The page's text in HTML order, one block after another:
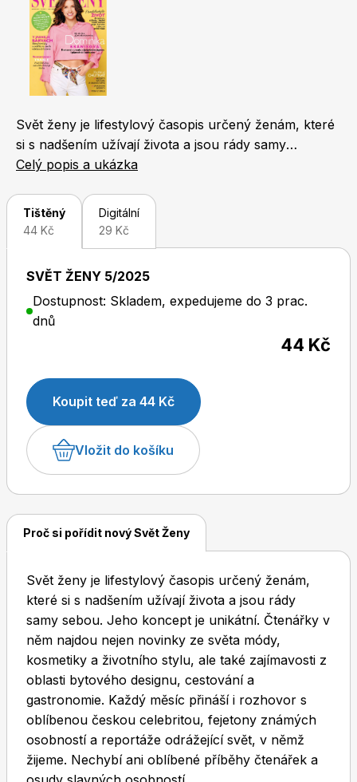
Naše krásná zahrada
Chip
Sudoku a křížovky
Dětské časopisy
Burda Best of Plus
Burda Best of
Burda Kids
Svět ženy je lifestylový časopis určený ženám, které
si s nadšením užívají života a jsou rády samy
sebou. Jeho koncept je unikátní. Čtenářky v něm
životního stylu, ale také zajímavosti z oblasti
bytového designu, cestování a gastronomie. Každý
měsíc přináší i rozhovor s oblíbenou českou
celebritou, fejetony známých osobností a reportáže
odrážející svět, v němž žijeme. Nechybí ani oblíbené
příběhy čtenářek a osudy slavných osobností.
Celý popis a ukázka
Tištěný
44 Kč
Digitální
29 Kč
SVĚT ŽENY 5/2025
Dostupnost: Skladem, expedujeme do 3 prac.
dnů
44 Kč
Koupit teď za 44 Kč
Vložit do košíku
Proč si pořídit nový Svět Ženy
Svět ženy je lifestylový časopis určený ženám,
které si s nadšením užívají života a jsou rády
samy sebou. Jeho koncept je unikátní. Čtenářky v
něm najdou nejen novinky ze světa módy,
kosmetiky a životního stylu, ale také zajímavosti z
oblasti bytového designu, cestování a
gastronomie. Každý měsíc přináší i rozhovor s
oblíbenou českou celebritou, fejetony známých
osobností a reportáže odrážející svět, v němž
žijeme. Nechybí ani oblíbené příběhy čtenářek a